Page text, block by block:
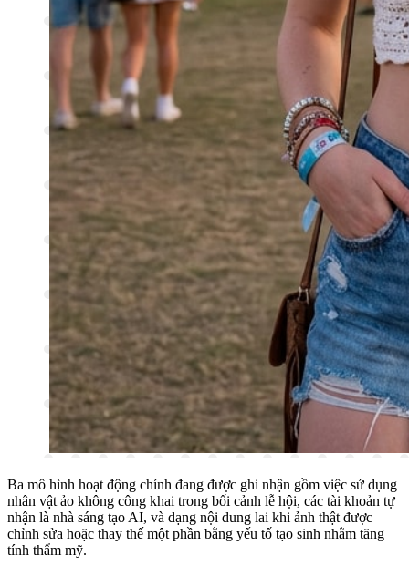
Ba mô hình hoạt động chính đang được ghi nhận gồm việc sử dụng
nhân vật ảo không công khai trong bối cảnh lễ hội, các tài khoản tự
nhận là nhà sáng tạo AI, và dạng nội dung lai khi ảnh thật được
chỉnh sửa hoặc thay thế một phần bằng yếu tố tạo sinh nhằm tăng
tính thẩm mỹ.